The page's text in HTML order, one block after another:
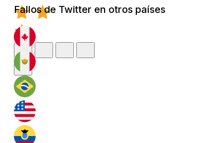
Fallos de Twitter en otros países